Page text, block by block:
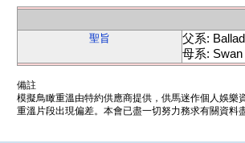
聖旨
父系:
母系:
備註
模擬鳥瞰重溫由特約供應商提供，供馬迷作個人娛
重溫片段出現偏差。本會已盡一切努力務求有關資料